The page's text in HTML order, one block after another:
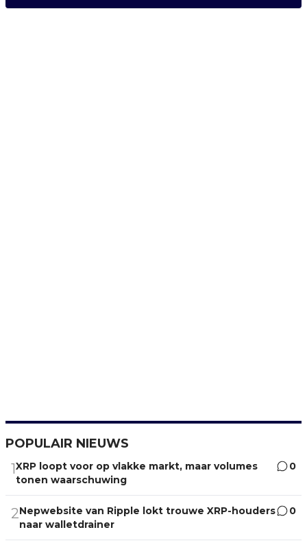
POPULAIR NIEUWS
1XRP loopt voor op vlakke markt, maar volumes
tonen waarschuwing
0
2Nepwebsite van Ripple lokt trouwe XRP-houders
naar walletdrainer
0